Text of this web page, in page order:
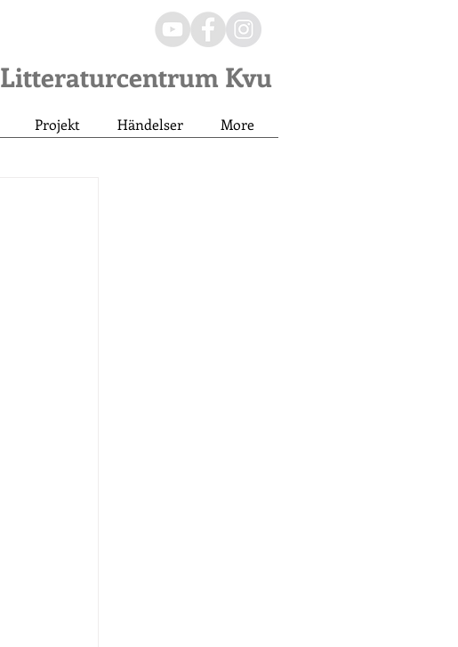
Litteraturcentrum Kvu
Projekt Händelser More